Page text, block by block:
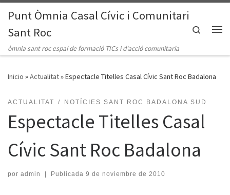
Saltar al contenido
Punt Òmnia Casal Cívic i Comunitari
Sant Roc
òmnia sant roc espai de formació TICs i d'acció comunitaria
Search
Inicio »Actualitat»Espectacle Titelles Casal Cívic Sant Roc Badalona
ACTUALITAT NOTÍCIES SANT ROC BADALONA SUD
Espectacle Titelles Casal
Cívic Sant Roc Badalona
por admin Publicada 9 de noviembre de 2010